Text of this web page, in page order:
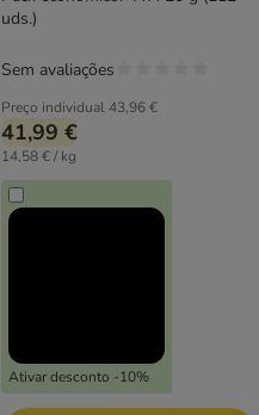
uds.)
Preço individual43,96 €
41,99 €
14,58 € / kg
Ativar desconto -10%
Sem avaliações